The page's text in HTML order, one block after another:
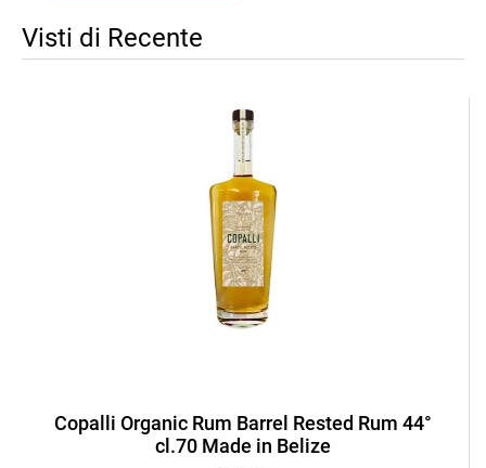
Visti di Recente
Copalli Organic Rum Barrel Rested Rum 44°
cl.70 Made in Belize